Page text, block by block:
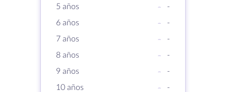
5 años
-
-
6 años
-
-
7 años
-
-
8 años
-
-
9 años
-
-
10 años
- -